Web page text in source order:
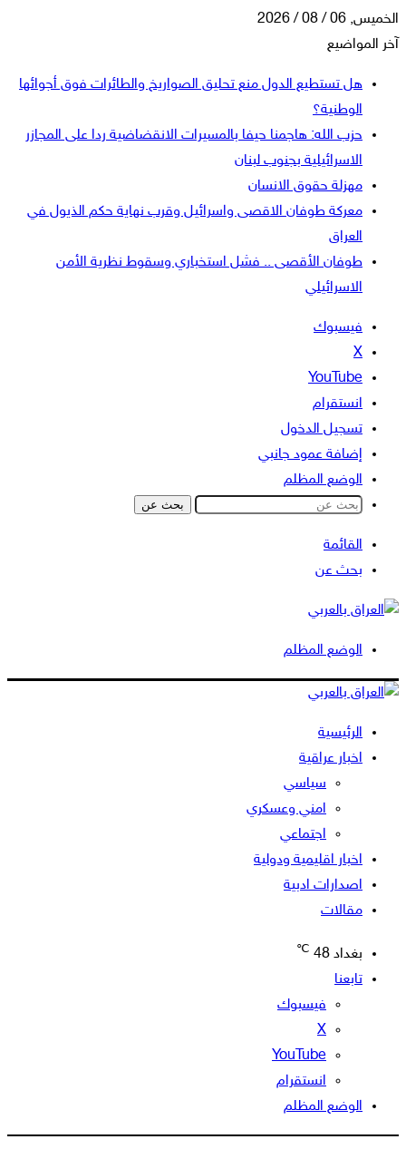
الخميس, 06 / 08 / 2026
آخر المواضيع
هل تستطيع الدول منع تحليق الصواريخ والطائرات فوق أجوائها
الوطنية؟
حزب الله: هاجمنا حيفا بالمسيرات الانقضاضية ردا على المجازر
الاسرائيلية بجنوب لبنان
مهزلة حقوق الانسان
معركة طوفان الاقصى واسرائيل وقرب نهاية حكم الذيول في
العراق
طوفان الأقصى .. فشل استخباري وسقوط نظرية الأمن
الاسرائيلي
فيسبوك
‫X
‫YouTube
انستقرام
تسجيل الدخول
إضافة عمود جانبي
الوضع المظلم
بحث عن
القائمة
بحث عن
الوضع المظلم
الرئيسية
اخبار عراقية
سياسي
امني وعسكري
اجتماعي
اخبار اقليمية ودولية
اصدارات ادبية
مقالات
بغداد 48
℃
تابعنا
فيسبوك
‫X
‫YouTube
انستقرام
الوضع المظلم